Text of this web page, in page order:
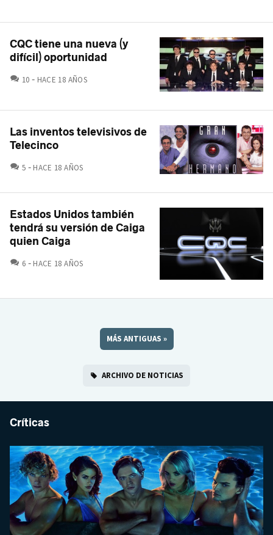
CQC tiene una nueva (y
difícil) oportunidad
10 COMENTARIOS
HACE 18 AÑOS
Las inventos televisivos de
Telecinco
5 COMENTARIOS
HACE 18 AÑOS
Estados Unidos también
tendrá su versión de Caiga
quien Caiga
6 COMENTARIOS
HACE 18 AÑOS
MÁS ANTIGUAS »
ARCHIVO DE NOTICIAS
Críticas